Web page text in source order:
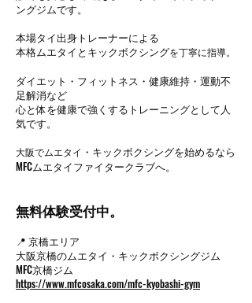
ングジムです。
本場タイ出身トレーナーによる
本格ムエタイとキックボクシングを丁寧に指導。
ダイエット・フィットネス・健康維持・運動不
足解消など
心と体を健康で強くするトレーニングとして人
気です。
大阪でムエタイ ・キックボクシングを始めるなら
MFCムエタイファイタークラブへ。
無料体験受付中。
📍 京橋エリア
大阪京橋のムエタイ・キックボクシングジム
MFC京橋ジム
https://www.mfcosaka.com/mfc-kyobashi-gym